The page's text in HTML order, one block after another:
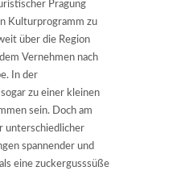
Prägung
Kulturprogramm zu
über die Region
Vernehmen nach
In der
zu einer kleinen
sein. Doch am
unterschiedlicher
spannender und
eine zuckergusssüße